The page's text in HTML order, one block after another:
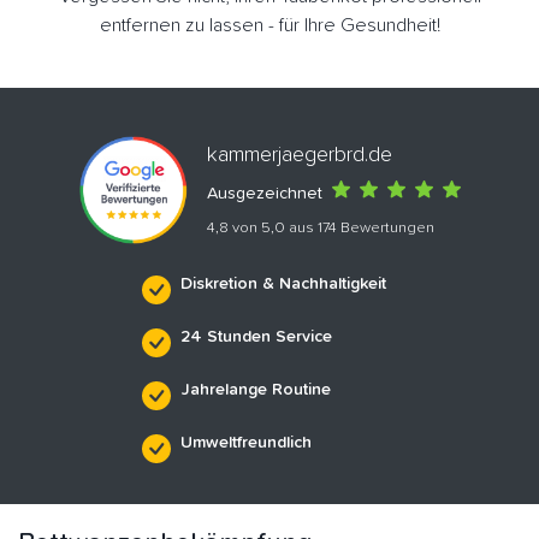
entfernen zu lassen - für Ihre Gesundheit!
kammerjaegerbrd.de
Ausgezeichnet
4,8 von 5,0 aus 174 Bewertungen
Diskretion & Nachhaltigkeit
24 Stunden Service
Jahrelange Routine
Umweltfreundlich